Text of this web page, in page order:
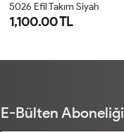
5026 Efil Takım Haki
1,100.00 TL
E-Bülten Aboneliği